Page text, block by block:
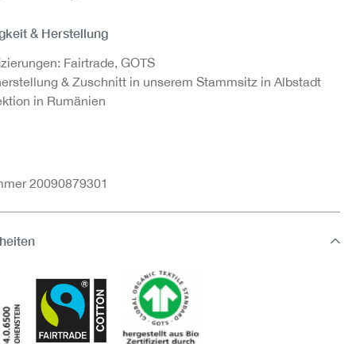
& Herstellung
Fairtrade, GOTS
& Zuschnitt in unserem Stammsitz in Albstadt
in Rumänien
20090879301